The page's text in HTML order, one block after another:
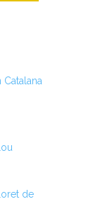
de